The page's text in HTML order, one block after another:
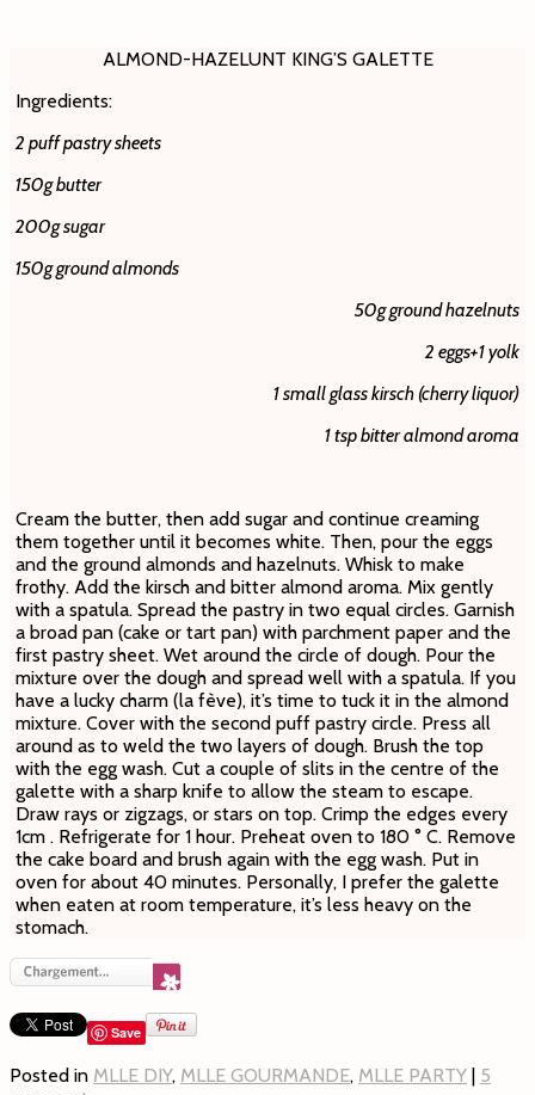
ALMOND-HAZELUNT KING’S GALETTE
Ingredients:
2 puff pastry sheets
150g butter
200g sugar
150g ground almonds
50g ground hazelnuts
2 eggs+1 yolk
1 small glass kirsch (cherry liquor)
1 tsp bitter almond aroma
Cream the butter, then add sugar and continue creaming
them together until it becomes white. Then, pour the eggs
and the ground almonds and hazelnuts. Whisk to make
frothy. Add the kirsch and bitter almond aroma. Mix gently
with a spatula. Spread the pastry in two equal circles. Garnish
a broad pan (cake or tart pan) with parchment paper and the
first pastry sheet. Wet around the circle of dough. Pour the
mixture over the dough and spread well with a spatula. If you
have a lucky charm (la fève), it’s time to tuck it in the almond
mixture. Cover with the second puff pastry circle. Press all
around as to weld the two layers of dough. Brush the top
with the egg wash. Cut a couple of slits in the centre of the
galette with a sharp knife to allow the steam to escape.
Draw rays or zigzags, or stars on top. Crimp the edges every
1cm . Refrigerate for 1 hour. Preheat oven to 180 ° C. Remove
the cake board and brush again with the egg wash. Put in
oven for about 40 minutes. Personally, I prefer the galette
when eaten at room temperature, it’s less heavy on the
stomach.
Save
Posted in MLLE DIY, MLLE GOURMANDE, MLLE PARTY | 5